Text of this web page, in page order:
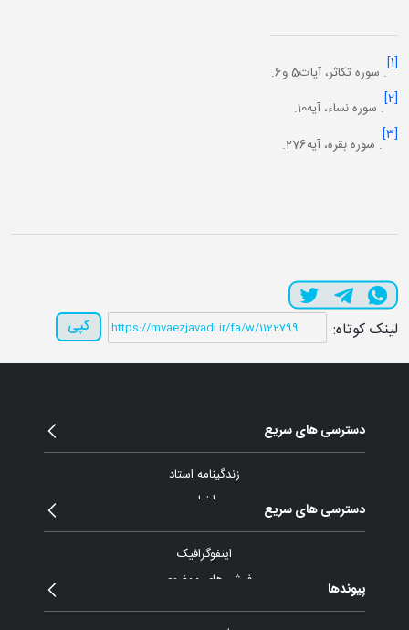
. سوره تکاثر، آيات5 و6.
. سوره نساء، آيه10.
[3]
. سوره بقره، آيه276.
لینک کوتاه: کپی
دسترسی های سریع
زندگینامه استاد
اخبار
بیانات
پیام ها و نامه ها
دسترسی های سریع
اینفوگرافیک
فیش های موضوعی
پیوندها